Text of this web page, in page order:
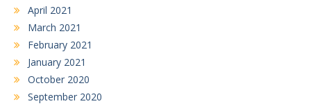
April 2021
March 2021
February 2021
January 2021
October 2020
September 2020